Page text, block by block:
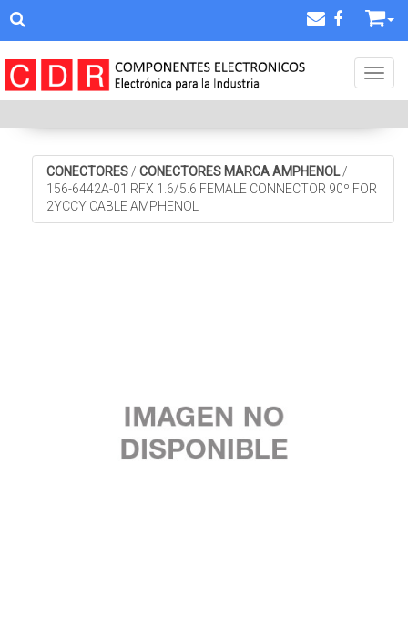
CONECTORES / CONECTORES MARCA AMPHENOL /
156-6442A-01 RFX 1.6/5.6 FEMALE CONNECTOR 90º FOR
2YCCY CABLE AMPHENOL